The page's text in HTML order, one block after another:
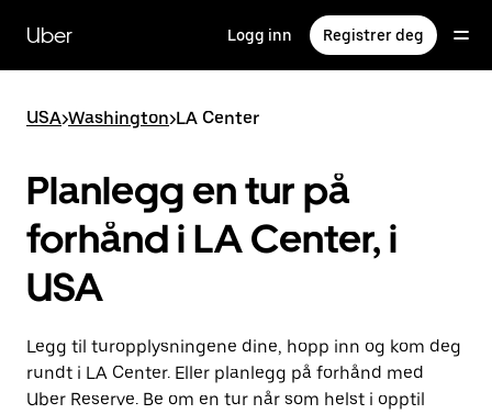
hovedinnholdet
Uber Logg inn Registrer deg
USA>Washington>LA Center
Planlegg en tur på
forhånd i LA Center, i
USA
Legg til turopplysningene dine, hopp inn og kom deg
rundt i LA Center. Eller planlegg på forhånd med
Uber Reserve. Be om en tur når som helst i opptil